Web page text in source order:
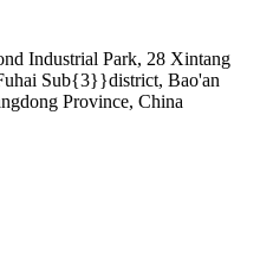
Industrial Park, 28 Xintang
Sub{3}}district, Bao'an
Province, China